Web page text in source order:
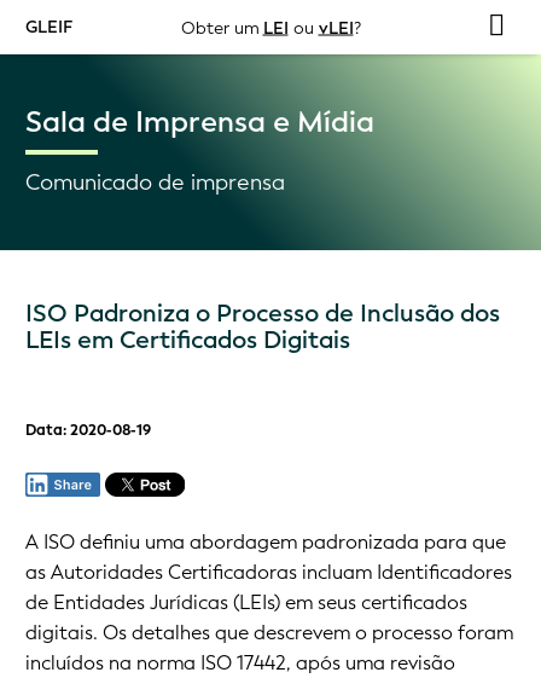
GLEIF Obter um LEI ou vLEI?
Sala de Imprensa e Mídia
Comunicado de imprensa
ISO Padroniza o Processo de Inclusão dos
LEIs em Certificados Digitais
Data: 2020-08-19
A ISO definiu uma abordagem padronizada para que
as Autoridades Certificadoras incluam Identificadores
de Entidades Jurídicas (LEIs) em seus certificados
digitais. Os detalhes que descrevem o processo foram
incluídos na norma ISO 17442, após uma revisão